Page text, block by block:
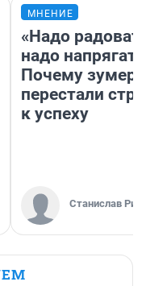
МНЕНИЕ
«Надо
надо
Почему
перестали
к успеху
Станислав